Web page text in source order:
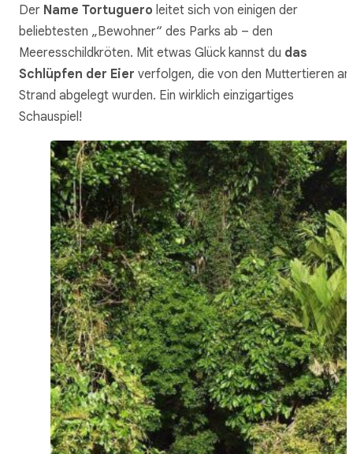
Der Name Tortuguero leitet sich von einigen der
beliebtesten „Bewohner“ des Parks ab – den
Meeresschildkröten. Mit etwas Glück kannst du das
Schlüpfen der Eier verfolgen, die von den Muttertieren
Strand abgelegt wurden. Ein wirklich einzigartiges
Schauspiel!